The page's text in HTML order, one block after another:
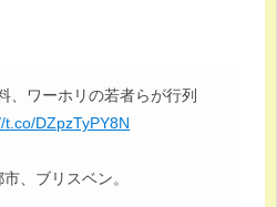
、ワーホリの若者らが行列
t.co/DZpzTyPY8N
、ブリスベン。